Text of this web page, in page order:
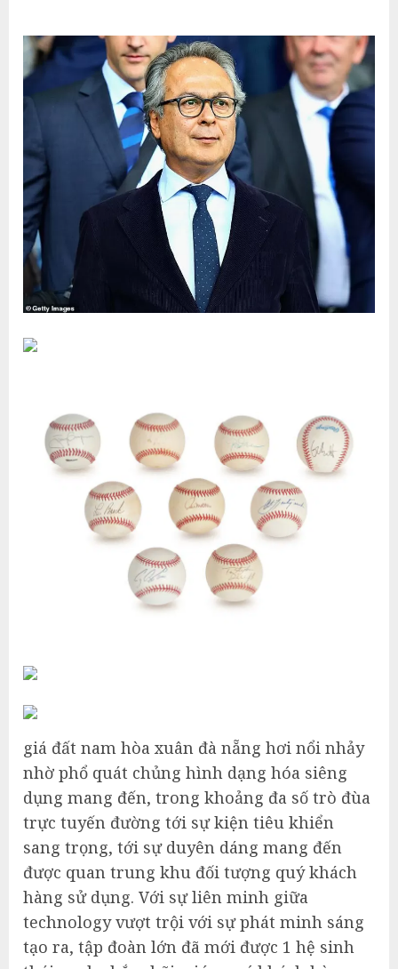
giá đất nam hòa xuân đà nẵng hơi nổi nhảy
nhờ phổ quát chủng hình dạng hóa siêng
dụng mang đến, trong khoảng đa số trò đùa
trực tuyến đường tới sự kiện tiêu khiển
sang trọng, tới sự duyên dáng mang đến
được quan trung khu đối tượng quý khách
hàng sử dụng. Với sự liên minh giữa
technology vượt trội với sự phát minh sáng
tạo ra, tập đoàn lớn đã mới được 1 hệ sinh